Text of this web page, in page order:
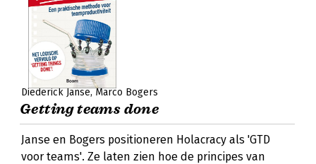
Diederick Janse Marco Bogers
Getting teams done
Janse en Bogers positioneren Holacracy als 'GTD
voor teams'. Ze laten zien hoe de principes van